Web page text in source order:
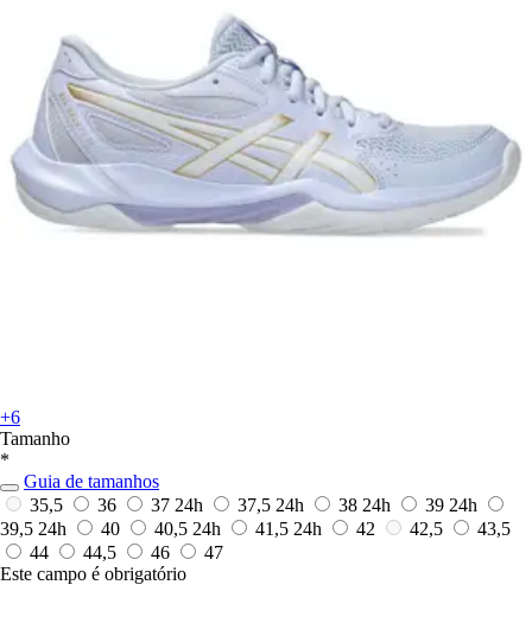
+6
Tamanho
*
Guia de tamanhos
35,5
36 37 24h 37,5 24h 38 24h 39 24h
39,5 24h 40 40,5 24h 41,5 24h 42 42,5
43,5
44
44,5 46
47
Este campo é obrigatório